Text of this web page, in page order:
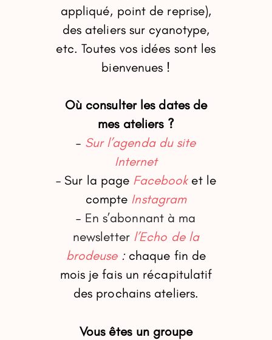
appliqué, point de reprise),
des ateliers sur cyanotype,
etc. Toutes vos idées sont les
bienvenues !
Où consulter les dates de
mes ateliers ?
– Sur l’agenda du site
Internet
– Sur la page Facebook et le
compte Instagram
– En s’abonnant à ma
newsletterl’Echo de la
brodeuse :chaque fin de
mois je fais un récapitulatif
des prochains ateliers.
Vous êtes un groupe